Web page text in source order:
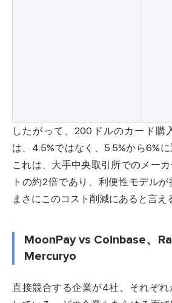
したがって、200ドルのカード購
は、4.5%ではなく、5.5%から6%に
これは、大手中央取引所でのメー
トの約2倍であり、利便性モデル
まさにこのコスト削減にあると言え
MoonPay vs Coinbase、
Mercuryo
直接競合する企業が4社、それぞ